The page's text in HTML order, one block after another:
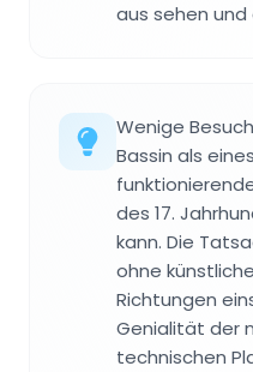
aus sehen und
Wenige
Bassin als
des 17.
kann. Die
ohne
Richtungen
Genialität der
technischen